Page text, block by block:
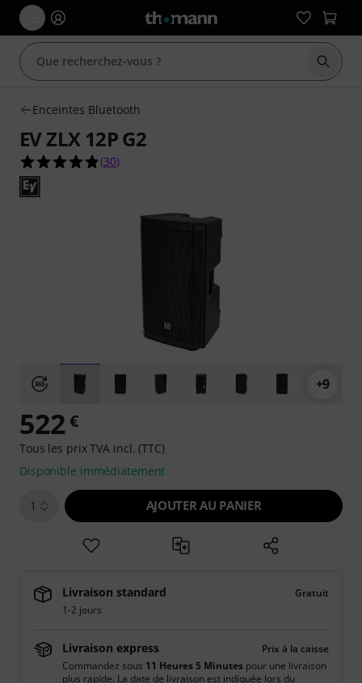
Enceintes Bluetooth
EV ZLX 12P G2
4.9 étoiles sur 5 d'après 30 évaluations clients
(30)
+9
522 €
Tous les prix TVA incl. (TTC)
Disponible immédiatement
1 AJOUTER AU PANIER
Livraison standard
Gratuit
1-2 jours
Livraison express
Prix à la caisse
Commandez sous 11 Heures 5 Minutes pour une livraison
plus rapide. La date de livraison est indiquée lors du